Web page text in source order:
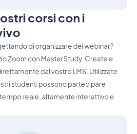
corsi con i
di organizzare dei webinar?
Zoom con MasterStudy. Create e
dal vostro LMS. Utilizzate
studenti possono partecipare
reale, altamente interattivo e